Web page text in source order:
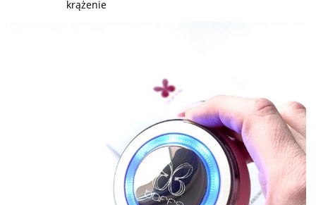
krążenie